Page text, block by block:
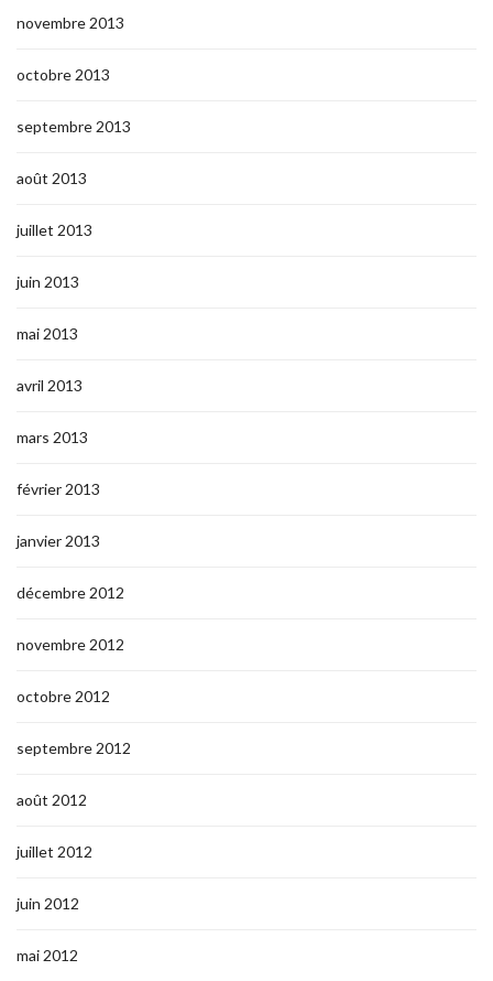
novembre 2013
octobre 2013
septembre 2013
août 2013
juillet 2013
juin 2013
mai 2013
avril 2013
mars 2013
février 2013
janvier 2013
décembre 2012
novembre 2012
octobre 2012
septembre 2012
août 2012
juillet 2012
juin 2012
mai 2012